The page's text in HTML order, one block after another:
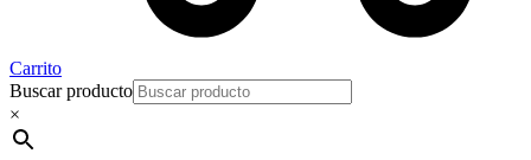
Carrito
Buscar producto
×